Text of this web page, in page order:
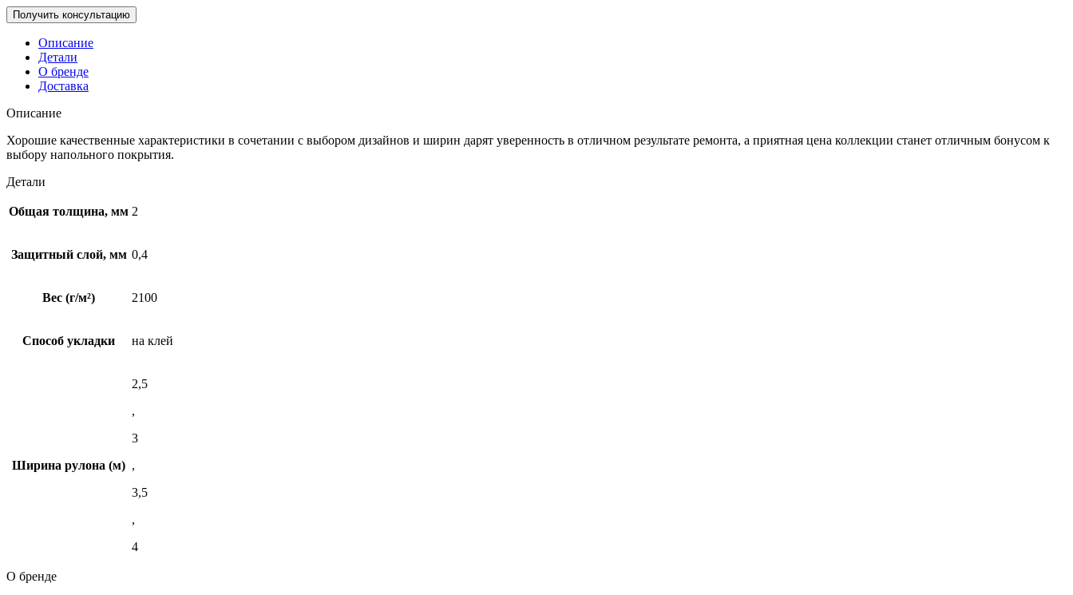
Описание
Детали
О бренде
Доставка
Описание
Хорошие качественные характеристики в сочетании с выбором дизайнов и ширин дарят уверенность в отличном результате ремонта, а приятная цена коллекции станет отличным бонусом к
выбору напольного покрытия.
Детали
Общая толщина, мм 2
Защитный слой, мм 0,4
Вес (г/м²) 2100
Способ укладки на клей
Ширина рулона (м)
2,5
,
3
,
3,5
,
4
О бренде